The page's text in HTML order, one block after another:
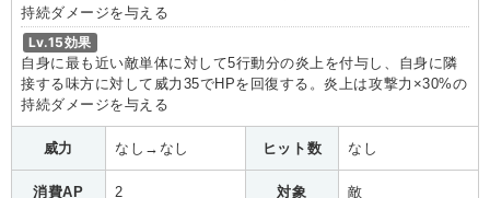
持続ダメージを与える
Lv.15効果
自身に最も近い敵単体に対して5行動分の炎上を付与し、自身に隣
接する味方に対して威力35でHPを回復する。炎上は攻撃力×30%の
持続ダメージを与える
威力 なし→なし ヒット数 なし
消費AP 2 対象 敵